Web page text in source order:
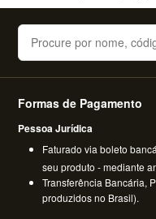
Buscar
Formas de Pagamento
Pessoa Jurídica
Faturado via boleto
seu produto - mediante
Transferência Bancária,
produzidos no Brasil).